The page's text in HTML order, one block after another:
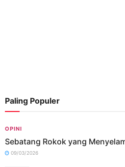
Paling Populer
OPINI
Sebatang Rokok yang
09/03/2026